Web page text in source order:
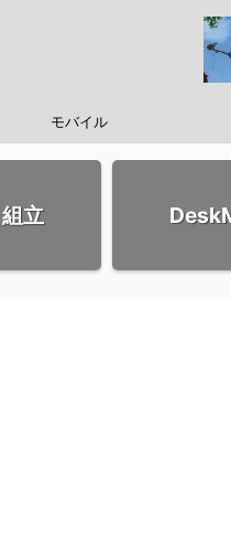
モバイル
立